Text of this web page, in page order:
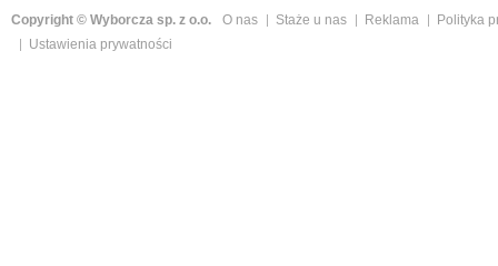
Copyright © Wyborcza sp. z o.o. O nas Staże u nas Reklama
Polityka
Ustawienia prywatności